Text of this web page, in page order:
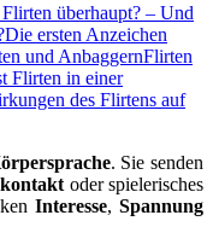
überhaupt? – Und
Die ersten Anzeichen
und AnbaggernFlirten
Flirten in einer
des Flirtens auf
. Sie senden
oder spielerisches
Interesse,Spannung